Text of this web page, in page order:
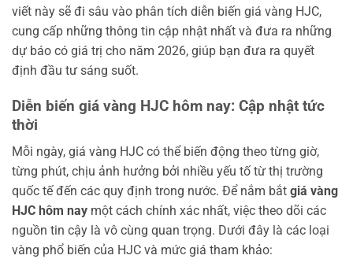
viết này sẽ đi sâu vào phân tích diễn biến giá vàng HJC,
cung cấp những thông tin cập nhật nhất và đưa ra những
dự báo có giá trị cho năm 2026, giúp bạn đưa ra quyết
định đầu tư sáng suốt.
Diễn biến giá vàng HJC hôm nay: Cập nhật tức
thời
Mỗi ngày, giá vàng HJC có thể biến động theo từng giờ,
từng phút, chịu ảnh hưởng bởi nhiều yếu tố từ thị trường
quốc tế đến các quy định trong nước. Để nắm bắt giá vàng
HJC hôm nay một cách chính xác nhất, việc theo dõi các
nguồn tin cậy là vô cùng quan trọng. Dưới đây là các loại
vàng phổ biến của HJC và mức giá tham khảo: